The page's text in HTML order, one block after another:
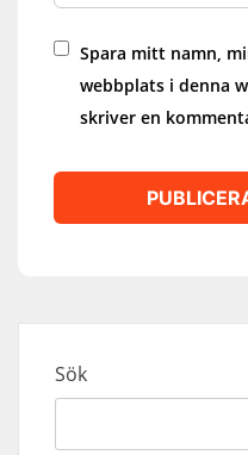
Spara mitt namn,
webbplats i denna
skriver en
Sök